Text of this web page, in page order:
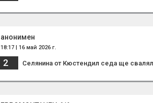
анонимен
18:17 | 16 май 2026 г.
2 Селянина от Кюстендил седа ще